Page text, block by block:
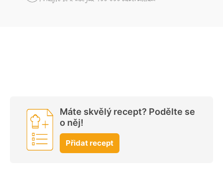
Máte skvělý recept? Podělte se
o něj!
Přidat recept